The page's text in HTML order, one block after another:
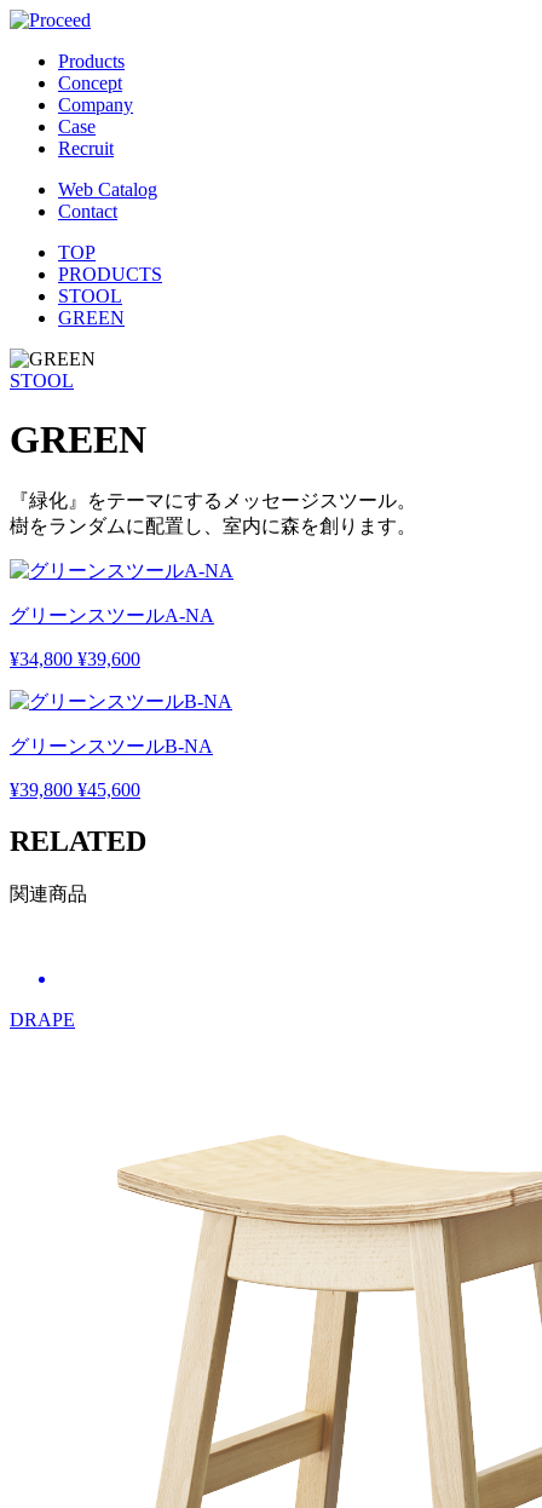
Products
Concept
Company
Case
Recruit
Web Catalog
Contact
TOP
PRODUCTS
STOOL
GREEN
STOOL
GREEN
『緑化』をテーマにするメッセージスツール。
樹をランダムに配置し、室内に森を創ります。
グリーンスツールA-NA
¥34,800 ¥39,600
グリーンスツールB-NA
¥39,800 ¥45,600
RELATED
関連商品
DRAPE